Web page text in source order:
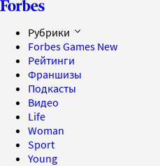
Рубрики
Forbes Games New
Рейтинги
Франшизы
Подкасты
Видео
Life
Woman
Sport
Young